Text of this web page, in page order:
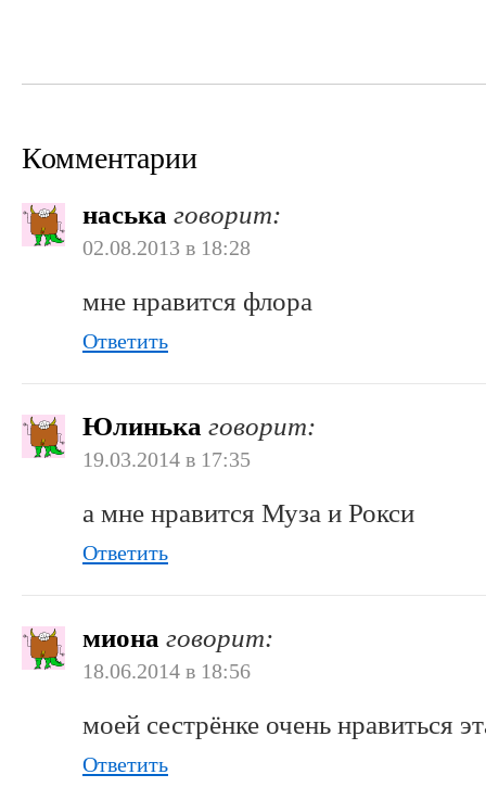
Комментарии
наська говорит:
02.08.2013 в 18:28
мне нравится флора
Ответить
Юлинька говорит:
19.03.2014 в 17:35
а мне нравится Муза и Рокси
Ответить
миона говорит:
18.06.2014 в 18:56
моей сестрёнке очень нравиться
Ответить